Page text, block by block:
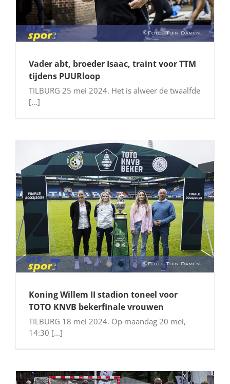
Vader abt, broeder Isaac, traint voor TTM
tijdens PUURloop
TILBURG 25 mei 2024. Het is alweer de twaalfde
[...]
Koning Willem II stadion toneel voor
TOTO KNVB bekerfinale vrouwen
TILBURG 18 mei 2024. Op maandag 20 mei,
14:30 [...]